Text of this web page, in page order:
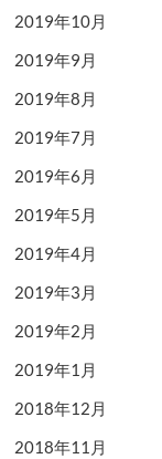
2019年10月
2019年9月
2019年8月
2019年7月
2019年6月
2019年5月
2019年4月
2019年3月
2019年2月
2019年1月
2018年12月
2018年11月